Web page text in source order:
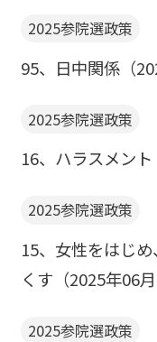
2025参院選政策
95、日中関係（
2025参院選政策
16、ハラスメント
2025参院選政策
15、女性をはじ
くす（2025年06月
2025参院選政策